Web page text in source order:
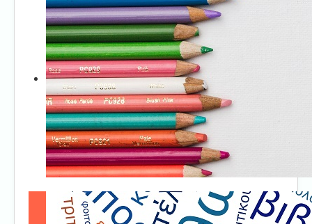
ΔΠΕ
Τμήμα Α'
Τμήμα Β'
Τμήμα Γ'
Τμήμα Δ'
Τμήμα E'
Επικοινωνία